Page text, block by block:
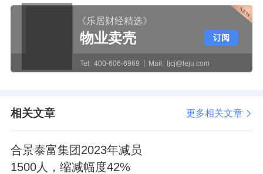
《乐居财经精选》
物业卖壳
Tel: 400-606-6969 Mail: ljcj@leju.com
订阅
相关文章 更多相关文章
合景泰富集团2023年减员
1500人，缩减幅度42%